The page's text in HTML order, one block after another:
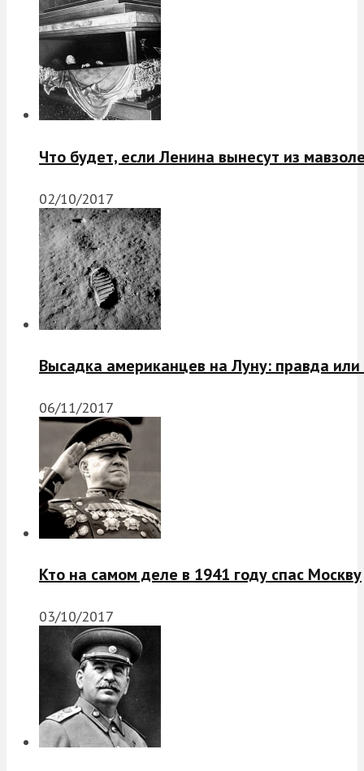
Что будет, если Ленина вынесут из
02/10/2017
Высадка американцев на Луну: правда
06/11/2017
Кто на самом деле в 1941 году спас Москву
03/10/2017